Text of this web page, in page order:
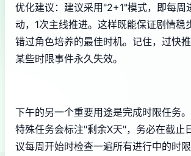
优化建议：建议采用"2+1"模式，即每周
动，1次主线推进。这样既能保证剧情稳
错过角色培养的最佳时机。记住，过快
某些时限事件永久失效。
下午的另一个重要用途是完成时限任务
特殊任务会标注"剩余X天"，务必在截止
议每周开始时检查一遍所有进行中的时